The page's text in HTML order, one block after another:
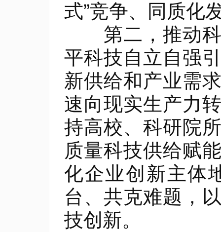
式”竞争、同质化
第二，推动科
平科技自立自强
新供给和产业需
速向现实生产力
持高校、科研院
质量科技供给赋
化企业创新主体
台、共克难题，
技创新。